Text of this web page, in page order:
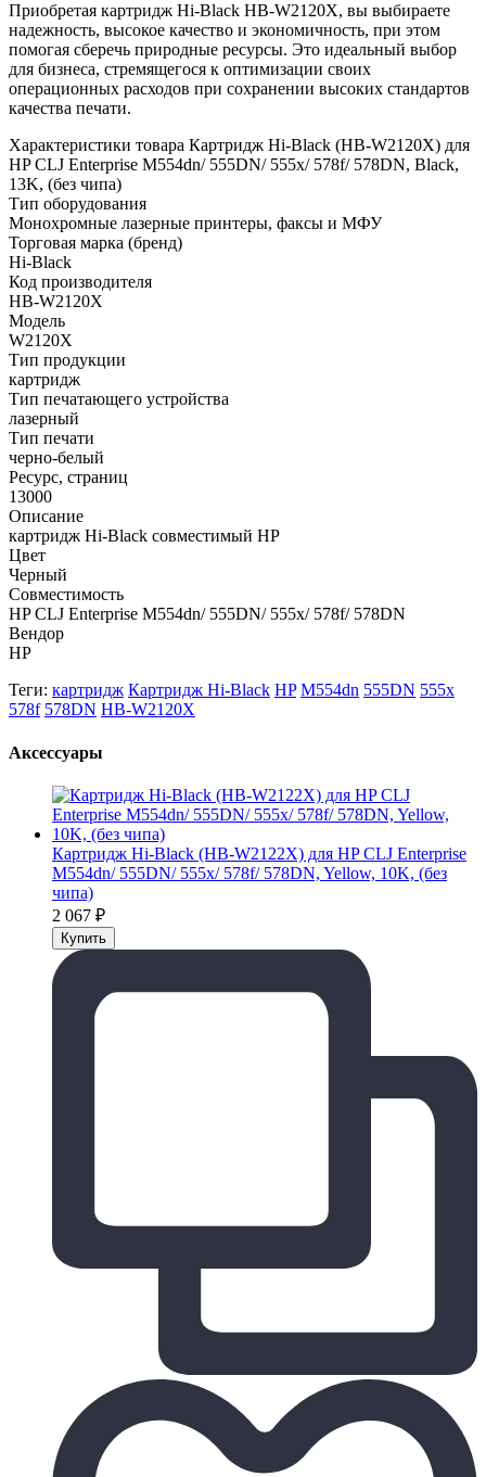
Приобретая картридж Hi-Black HB-W2120X, вы выбираете
надежность, высокое качество и экономичность, при этом
помогая сберечь природные ресурсы. Это идеальный выбор
для бизнеса, стремящегося к оптимизации своих
операционных расходов при сохранении высоких стандартов
качества печати.
Характеристики товара Картридж Hi-Black (HB-W2120X) для
HP CLJ Enterprise M554dn/ 555DN/ 555x/ 578f/ 578DN, Black,
13K, (без чипа)
Тип оборудования
Монохромные лазерные принтеры, факсы и МФУ
Торговая марка (бренд)
Hi-Black
Код производителя
HB-W2120X
Модель
W2120X
Тип продукции
картридж
Тип печатающего устройства
лазерный
Тип печати
черно-белый
Ресурс, страниц
13000
Описание
картридж Hi-Black совместимый HP
Цвет
Черный
Совместимость
HP CLJ Enterprise M554dn/ 555DN/ 555x/ 578f/ 578DN
Вендор
HP
Теги: картридж Картридж Hi-Black HP M554dn 555DN 555x
578f 578DN HB-W2120X
Аксессуары
Картридж Hi-Black (HB-W2122X) для HP CLJ Enterprise
M554dn/ 555DN/ 555x/ 578f/ 578DN, Yellow, 10K, (без
чипа)
2 067 ₽